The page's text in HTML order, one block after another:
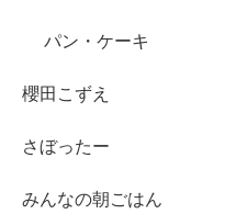
パン・ケーキ
櫻田こずえ
さぼったー
みんなの朝ごはん